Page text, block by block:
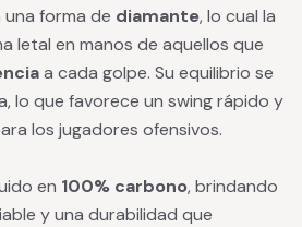
forma de diamante, lo cual la
letal en manos de aquellos que
a cada golpe. Su equilibrio se
lo que favorece un swing rápido y
los jugadores ofensivos.
en 100% carbono, brindando
y una durabilidad que